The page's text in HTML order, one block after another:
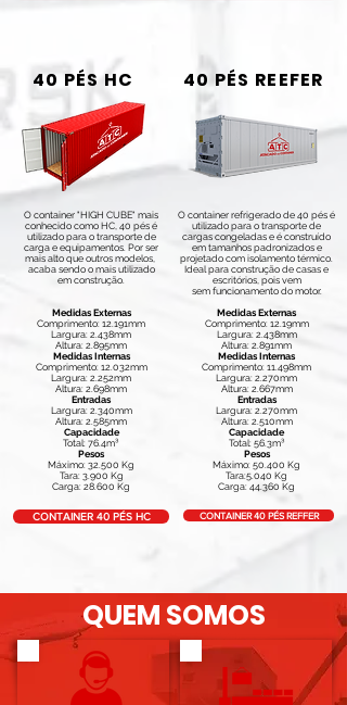
40 PÉS HC 40 PÉS REEFER
O container "HIGH CUBE" mais
conhecido como HC, 40 pés é
utilizado para o transporte de
carga e equipamentos. Por ser
mais alto que outros modelos,
acaba sendo o mais utilizado
em construção.
Medidas Externas
Comprimento: 12.191mm
Largura: 2.438mm
Altura: 2.895mm
Medidas Internas
Comprimento: 12.032mm
Largura: 2.252mm
Altura: 2.698mm
Entradas
Largura: 2.340mm
Altura: 2.585mm
Capacidade
Total: 76.4m³
Pesos
Máximo: 32.500 Kg
Tara: 3.900 Kg
Carga: 28.600 Kg
O container refrigerado de 40 pés é
utilizado para o transporte de
cargas congeladas e é construído
em tamanhos padronizados e
projetado com isolamento térmico.
Ideal para construção de casas e
escritórios, pois vem
sem funcionamento do motor.
Medidas Externas
Comprimento: 12.19mm
Largura: 2.438mm
Altura: 2.891mm
Medidas Internas
Comprimento: 11.498mm
Largura: 2.270mm
Altura: 2.667mm
Entradas
Largura: 2.270mm
Altura: 2.510mm
Capacidade
Total: 56.3m³
Pesos
Máximo: 50.400 Kg
Tara:5.040 Kg
Carga: 44.360 Kg
CONTAINER 40 PÉS HC CONTAINER 40 PÉS REFFER
QUEM SOMOS